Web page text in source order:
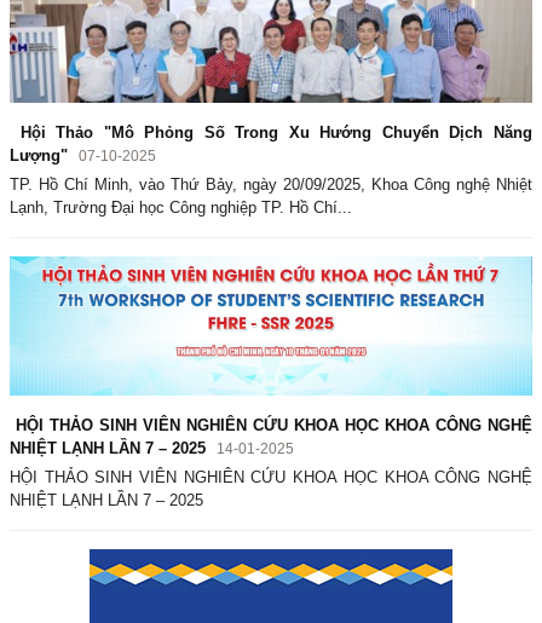
Hội Thảo "Mô Phỏng Số Trong Xu Hướng Chuyển Dịch Năng
Lượng"
07-10-2025
TP. Hồ Chí Minh, vào Thứ Bảy, ngày 20/09/2025, Khoa Công nghệ Nhiệt
Lạnh, Trường Đại học Công nghiệp TP. Hồ Chí...
HỘI THẢO SINH VIÊN NGHIÊN CỨU KHOA HỌC KHOA CÔNG NGHỆ
NHIỆT LẠNH LẦN 7 – 2025
14-01-2025
HỘI THẢO SINH VIÊN NGHIÊN CỨU KHOA HỌC KHOA CÔNG NGHỆ
NHIỆT LẠNH LẦN 7 – 2025